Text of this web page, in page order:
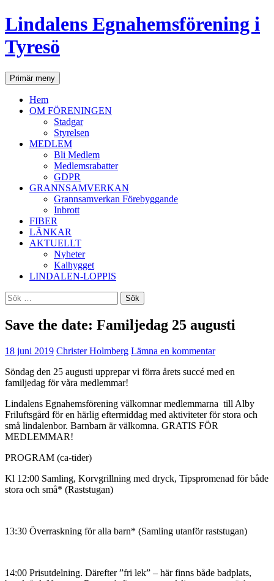
Lindalens Egnahemsförening i
Tyresö
SökPrimär meny Hoppa
till
Hem
OM FÖRENINGEN
Stadgar
Styrelsen
MEDLEM
Bli Medlem
Medlemsrabatter
GDPR
GRANNSAMVERKAN
Grannsamverkan Förebyggande
Inbrott
FIBER
LÄNKAR
AKTUELLT
Nyheter
Kalhygget
LINDALEN-LOPPIS
Sök
efter:
Save the date: Familjedag 25 augusti
18 juni 2019 Christer Holmberg Lämna en kommentar
Söndag den 25 augusti upprepar vi förra årets succé med en
familjedag för våra medlemmar!
Lindalens Egnahemsförening välkomnar medlemmarna till Alby
Friluftsgård för en härlig eftermiddag med aktiviteter för stora och
små lindalenbor. Barnbarn är välkomna. GRATIS FÖR
MEDLEMMAR!
PROGRAM (ca-tider)
Kl 12:00 Samling, Korvgrillning med dryck, Tipspromenad för både
stora och små* (Raststugan)
13:30 Överraskning för alla barn* (Samling utanför raststugan)
14:00 Prisutdelning. Därefter ”fri lek” – här finns både badplats,